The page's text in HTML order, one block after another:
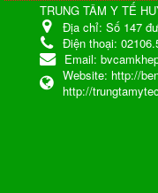
TRUNG TÂM Y TẾ
Địa chỉ: Số 147
Điện thoại:
Email:
Website: http://
http://